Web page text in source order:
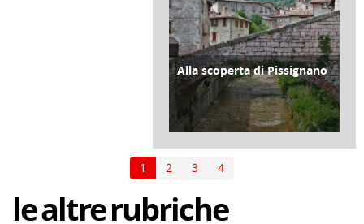
ATTIVITÀ
Alla scoperta di Pissignano
1 2 3 4
lealtrerubriche